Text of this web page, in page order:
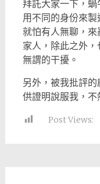
拜託大家一下，
用不同的身份來製
就怕有人無聊，
家人，除此之外
無謂的干擾。
另外，被我批評
供證明說服我，不
Post Views: